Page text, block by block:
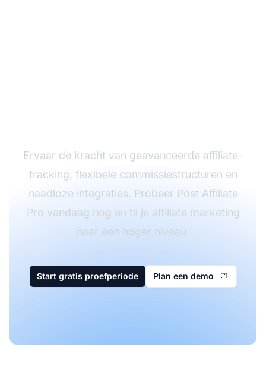
Ervaar de kracht van geavanceerde affiliate-
tracking, flexibele commissiestructuren en
naadloze integraties. Probeer Post Affiliate
Pro vandaag nog en til je affiliate marketing
naar een hoger niveau.
Start gratis proefperiode Plan een demo